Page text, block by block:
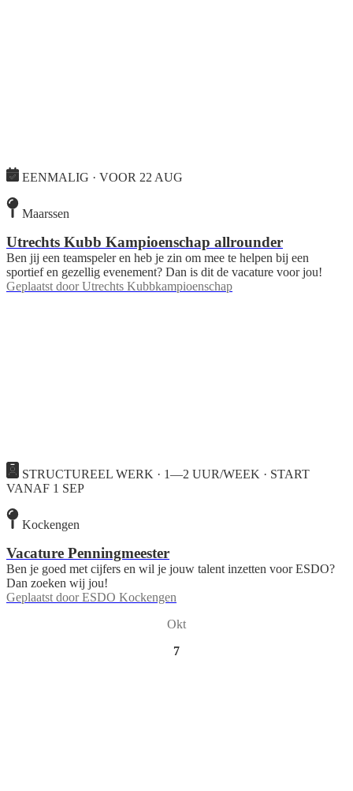
EENMALIG · VOOR 22 AUG
Maarssen
Utrechts Kubb Kampioenschap allrounder
Ben jij een teamspeler en heb je zin om mee te helpen bij een
sportief en gezellig evenement? Dan is dit de vacature voor jou!
Geplaatst door Utrechts Kubbkampioenschap
STRUCTUREEL WERK · 1—2 UUR/WEEK · START
VANAF 1 SEP
Kockengen
Vacature Penningmeester
Ben je goed met cijfers en wil je jouw talent inzetten voor ESDO?
Dan zoeken wij jou!
Geplaatst door ESDO Kockengen
Okt
7